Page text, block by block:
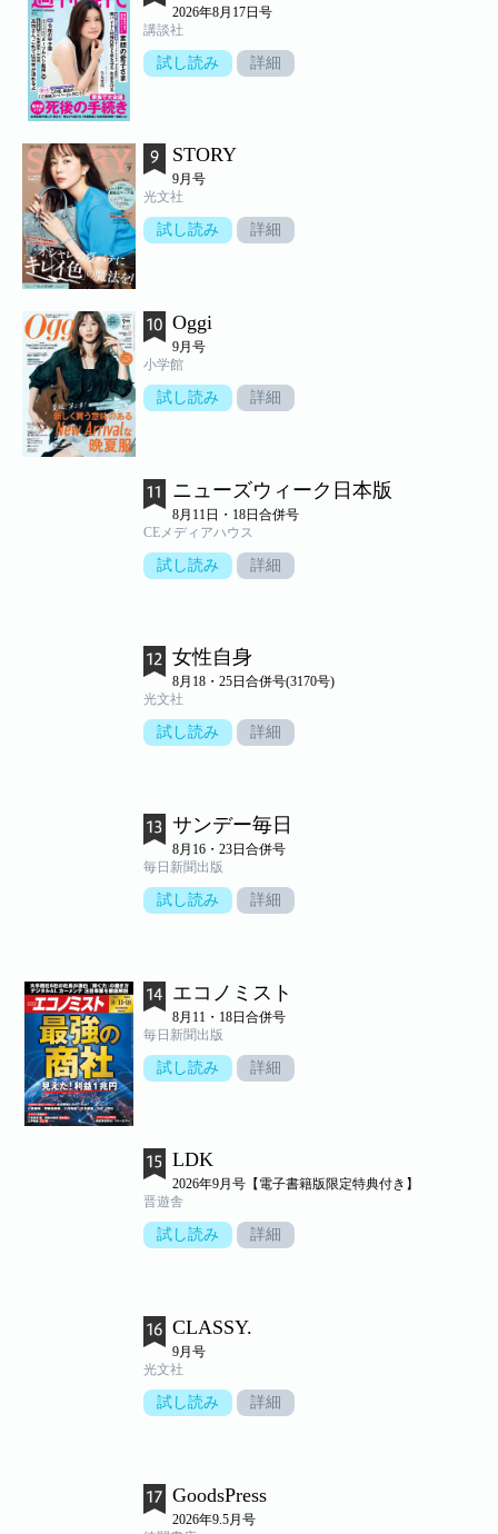
2026年8月17日号
講談社
試し読み 詳細
STORY
9月号
光文社
試し読み 詳細
Oggi
9月号
小学館
試し読み 詳細
ニューズウィーク日本版
8月11日・18日合併号
CEメディアハウス
試し読み 詳細
女性自身
8月18・25日合併号(3170号)
光文社
試し読み 詳細
サンデー毎日
8月16・23日合併号
毎日新聞出版
試し読み 詳細
エコノミスト
8月11・18日合併号
毎日新聞出版
試し読み 詳細
LDK
2026年9月号【電子書籍版限定特典付き】
晋遊舎
試し読み 詳細
CLASSY.
9月号
光文社
試し読み 詳細
GoodsPress
2026年9.5月号